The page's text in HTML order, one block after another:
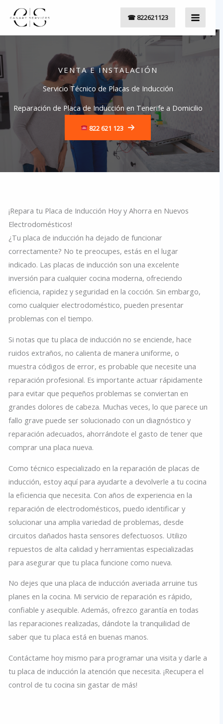
contenido
☎ 822621123
VENTA E INSTALACIÓN
Servicio Técnico de Placas de Inducción
Reparación de Placa de Inducción en Tenerife a Domicilio
822 621 123
¡Repara tu Placa de Inducción Hoy y Ahorra en Nuevos
Electrodomésticos!
¿Tu placa de inducción ha dejado de funcionar
correctamente? No te preocupes, estás en el lugar
indicado. Las placas de inducción son una excelente
inversión para cualquier cocina moderna, ofreciendo
eficiencia, rapidez y seguridad en la cocción. Sin embargo,
como cualquier electrodoméstico, pueden presentar
problemas con el tiempo.
Si notas que tu placa de inducción no se enciende, hace
ruidos extraños, no calienta de manera uniforme, o
muestra códigos de error, es probable que necesite una
reparación profesional. Es importante actuar rápidamente
para evitar que pequeños problemas se conviertan en
grandes dolores de cabeza. Muchas veces, lo que parece un
fallo grave puede ser solucionado con un diagnóstico y
reparación adecuados, ahorrándote el gasto de tener que
comprar una placa nueva.
Como técnico especializado en la reparación de placas de
inducción, estoy aquí para ayudarte a devolverle a tu cocina
la eficiencia que necesita. Con años de experiencia en la
reparación de electrodomésticos, puedo identificar y
solucionar una amplia variedad de problemas, desde
circuitos dañados hasta sensores defectuosos. Utilizo
repuestos de alta calidad y herramientas especializadas
para asegurar que tu placa funcione como nueva.
No dejes que una placa de inducción averiada arruine tus
planes en la cocina. Mi servicio de reparación es rápido,
confiable y asequible. Además, ofrezco garantía en todas
las reparaciones realizadas, dándote la tranquilidad de
saber que tu placa está en buenas manos.
Contáctame hoy mismo para programar una visita y darle a
tu placa de inducción la atención que necesita. ¡Recupera el
control de tu cocina sin gastar de más!